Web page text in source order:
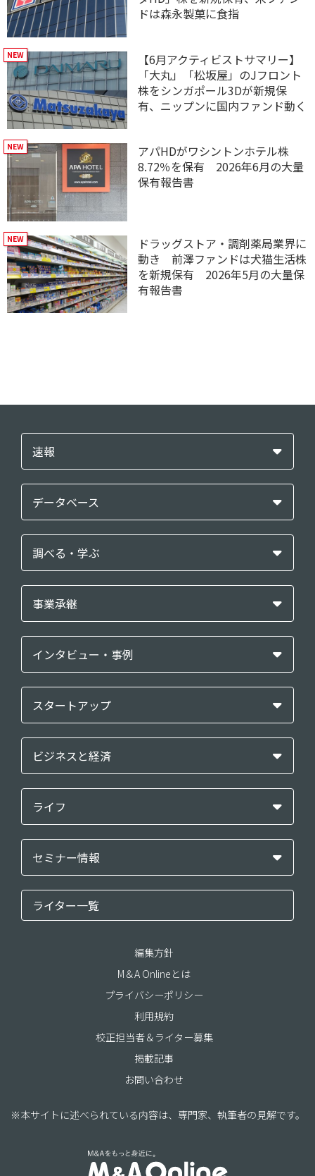
ドは森永製菓に食指
【6月アクティビストサマリー】
「大丸」「松坂屋」のJフロント
株をシンガポール3Dが新規保
有、ニップンに国内ファンド動く
アパHDがワシントンホテル株
8.72％を保有 2026年6月の大量
保有報告書
ドラッグストア・調剤薬局業界に
動き 前澤ファンドは犬猫生活株
を新規保有 2026年5月の大量保
有報告書
速報
データベース
調べる・学ぶ
事業承継
インタビュー・事例
スタートアップ
ビジネスと経済
ライフ
セミナー情報
ライター一覧
編集方針
M＆A Onlineとは
プライバシーポリシー
利用規約
校正担当者＆ライター募集
掲載記事
お問い合わせ
※本サイトに述べられている内容は、専門家、執筆者の見解です。